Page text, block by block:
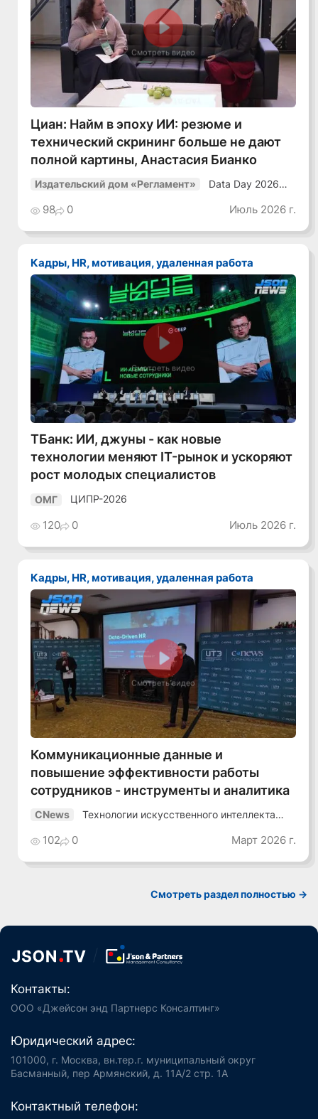
Смотреть видео
Циан: Найм в эпоху ИИ: резюме и
технический скрининг больше не дают
полной картины, Анастасия Бианко
Издательский дом «Регламент»
Data Day 2026
Как сохранять
уверенный курс
среде»
98 0 Июль 2026 г.
Кадры, HR, мотивация, удаленная работа
Смотреть видео
ТБанк: ИИ, джуны - как новые
технологии меняют IT-рынок и ускоряют
рост молодых специалистов
ОМГ ЦИПР-2026
120 0 Июль 2026 г.
Кадры, HR, мотивация, удаленная работа
Смотреть видео
Коммуникационные данные и
повышение эффективности работы
сотрудников - инструменты и аналитика
CNews
Технологии искусственного интеллекта
102 0 Март 2026 г.
Смотреть раздел полностью ->
Контакты:
ООО «Джейсон энд Партнерс Консалтинг»
Юридический адрес:
101000, г. Москва, вн.тер.г. муниципальный округ
Басманный, пер Армянский, д. 11А/2 стр. 1А
Контактный телефон: